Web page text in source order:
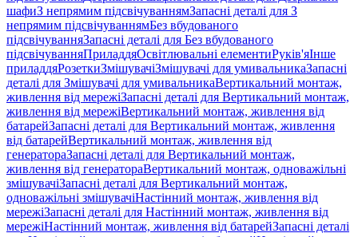
шафиЗ непрямим підсвічуваннямЗапасні деталі для З
непрямим підсвічуваннямБез вбудованого
підсвічуванняЗапасні деталі для Без вбудованого
підсвічуванняПриладдяОсвітлювальні елементиРуків'яІнше
приладдяРозеткиЗмішувачіЗмішувачі для умивальникаЗапасні
деталі для Змішувачі для умивальникаВертикальний монтаж,
живлення від мережіЗапасні деталі для Вертикальний монтаж,
живлення від мережіВертикальний монтаж, живлення від
батарейЗапасні деталі для Вертикальний монтаж, живлення
від батарейВертикальний монтаж, живлення від
генератораЗапасні деталі для Вертикальний монтаж,
живлення від генератораВертикальний монтаж, одноважільні
змішувачіЗапасні деталі для Вертикальний монтаж,
одноважільні змішувачіНастінний монтаж, живлення від
мережіЗапасні деталі для Настінний монтаж, живлення від
мережіНастінний монтаж, живлення від батарейЗапасні деталі